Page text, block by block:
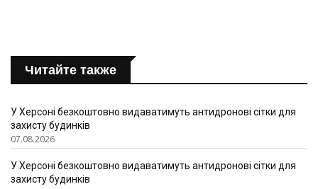
Читайте также
У Херсоні безкоштовно видаватимуть антидронові сітки для
захисту будинків
07.08.2026
У Херсоні безкоштовно видаватимуть антидронові сітки для
захисту будинків